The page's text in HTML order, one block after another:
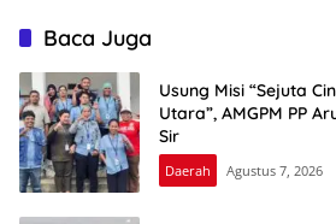
Baca Juga
Usung Misi “Sejuta
Utara”, AMGPM PP
Sir
Daerah Agustus 7, 2026